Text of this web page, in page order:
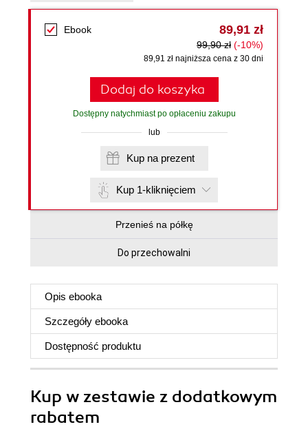
Ebook 89,91 zł
99,90 zł (-10%)
89,91 zł najniższa cena z 30 dni
Dodaj do koszyka
Dostępny natychmiast po opłaceniu zakupu
lub
Kup na prezent
Kup 1-kliknięciem
Przenieś na półkę
Do przechowalni
Opis ebooka
Szczegóły ebooka
Dostępność produktu
Kup w zestawie z dodatkowym
rabatem